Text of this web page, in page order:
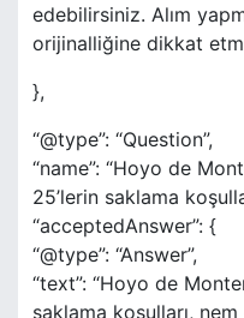
edebilirsiniz. Alım
orijinalliğine dikkat
},
“@type”: “Question”,
“name”: “Hoyo de
25’lerin saklama
“acceptedAnswer”: {
“@type”: “Answer”,
“text”: “Hoyo de
saklama koşulları, nem